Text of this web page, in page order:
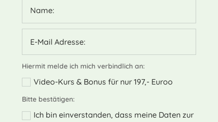
Hiermit melde ich mich verbindlich an:
Video-Kurs & Bonus für nur 197,- Euroo
Bitte bestätigen:
Ich bin einverstanden, dass meine Daten zur